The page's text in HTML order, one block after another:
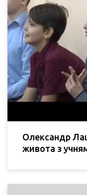
Олександр
живота з